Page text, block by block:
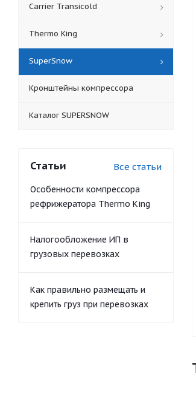
Carrier Transicold
Thermo King
SuperSnow
Кронштейны компрессора
Каталог SUPERSNOW
Статьи Все статьи
Особенности компрессора
рефрижератора Thermo King
Налогообложение ИП в
грузовых перевозках
Как правильно размещать и
крепить груз при перевозках